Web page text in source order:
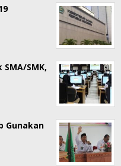
SMK,
Gunakan